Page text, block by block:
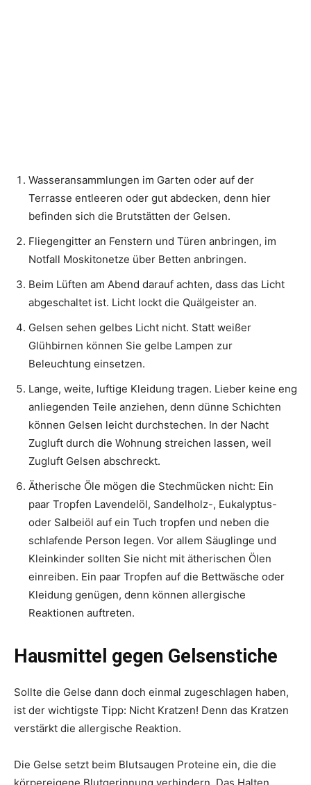
Wasseransammlungen im Garten oder auf der
Terrasse entleeren oder gut abdecken, denn hier
befinden sich die Brutstätten der Gelsen.
Fliegengitter an Fenstern und Türen anbringen, im
Notfall Moskitonetze über Betten anbringen.
Beim Lüften am Abend darauf achten, dass das Licht
abgeschaltet ist. Licht lockt die Quälgeister an.
Gelsen sehen gelbes Licht nicht. Statt weißer
Glühbirnen können Sie gelbe Lampen zur
Beleuchtung einsetzen.
Lange, weite, luftige Kleidung tragen. Lieber keine eng
anliegenden Teile anziehen, denn dünne Schichten
können Gelsen leicht durchstechen. In der Nacht
Zugluft durch die Wohnung streichen lassen, weil
Zugluft Gelsen abschreckt.
Ätherische Öle mögen die Stechmücken nicht: Ein
paar Tropfen Lavendelöl, Sandelholz-, Eukalyptus-
oder Salbeiöl auf ein Tuch tropfen und neben die
schlafende Person legen. Vor allem Säuglinge und
Kleinkinder sollten Sie nicht mit ätherischen Ölen
einreiben. Ein paar Tropfen auf die Bettwäsche oder
Kleidung genügen, denn können allergische
Reaktionen auftreten.
Hausmittel gegen Gelsenstiche
Sollte die Gelse dann doch einmal zugeschlagen haben,
ist der wichtigste Tipp: Nicht Kratzen! Denn das Kratzen
verstärkt die allergische Reaktion.
Die Gelse setzt beim Blutsaugen Proteine ein, die die